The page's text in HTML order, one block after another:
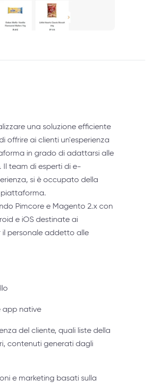
una soluzione efficiente
offrire ai clienti un'esperienza
in grado di adattarsi alle
Il team di esperti di e-
si è occupato della
piattaforma.
Pimcore e Magento 2.x con
e iOS destinate ai
il personale addetto alle
app native
del cliente, quali liste della
contenuti generati dagli
e marketing basati sulla